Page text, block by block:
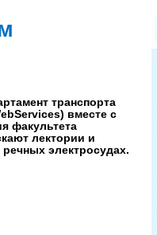
транспорта
вместе с
факультета
лектории и
электросудах.